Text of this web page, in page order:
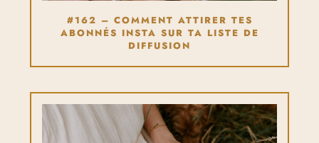
#162 – COMMENT ATTIRER TES
ABONNÉS INSTA SUR TA LISTE DE
DIFFUSION